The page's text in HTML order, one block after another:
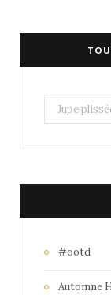
Search
for:
#ootd
Automne